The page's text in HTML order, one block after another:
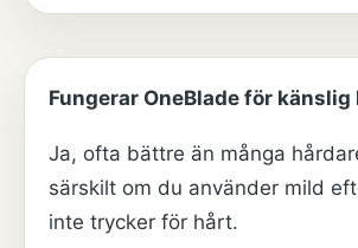
Fungerar OneBlade för känslig
Ja, ofta bättre än många
särskilt om du använder mild
inte trycker för hårt.